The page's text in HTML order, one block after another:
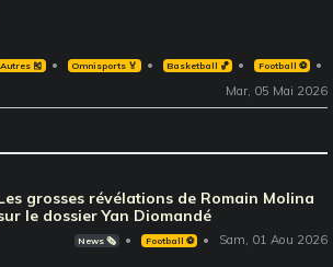
Autres 🎽 Omnisports 🏅 Basketball 🏀 Football ⚽️
Mar, 05 Mai 2026
grosses révélations de Romain Molina
le dossier Yan Diomandé
News 🗞️ Football ⚽️ Sam, 01 Aou 2026